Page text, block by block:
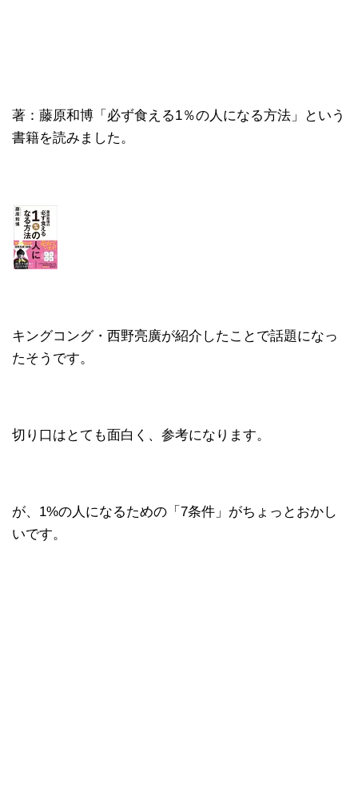
著：藤原和博「必ず食える1％の人になる方法」という
書籍を読みました。
キングコング・西野亮廣が紹介したことで話題になっ
たそうです。
切り口はとても面白く、参考になります。
が、1%の人になるための「7条件」がちょっとおかし
いです。